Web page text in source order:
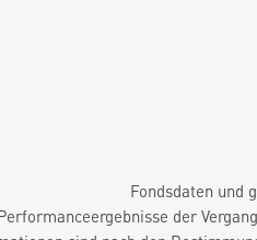
Fondsdaten und
der